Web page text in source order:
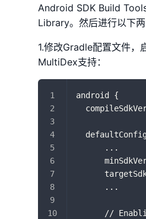
Android SDK Build
Library。然后进行以下两
1.修改Gradle配置文件
MultiDex支持：
android {
      ...
      ...
//